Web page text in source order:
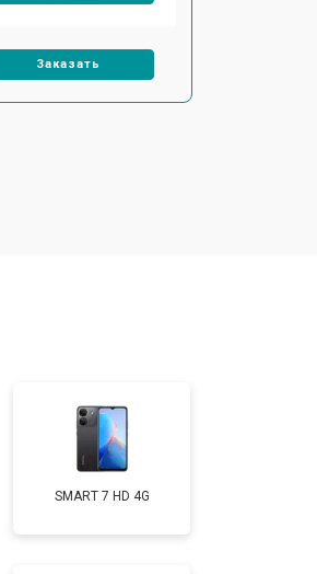
Заказать
SMART 7 HD 4G